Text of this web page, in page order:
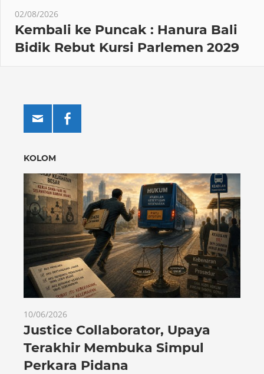
02/08/2026
Kembali ke Puncak : Hanura Bali
Bidik Rebut Kursi Parlemen 2029
KOLOM
10/06/2026
Justice Collaborator, Upaya
Terakhir Membuka Simpul
Perkara Pidana